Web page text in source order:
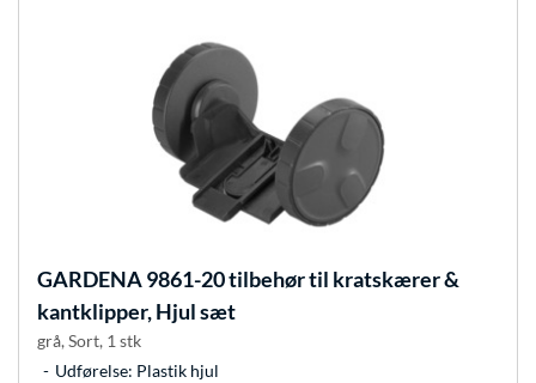
GARDENA9861-20 tilbehør til kratskærer &
kantklipper, Hjul sæt
grå, Sort, 1 stk
Udførelse: Plastik hjul